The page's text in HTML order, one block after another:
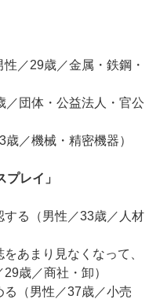
／29歳／金属・鉄鋼・
／団体・公益法人・官公
／機械・精密機器）
レイ」
する（男性／33歳／人材
あまり見なくなって、
歳／商社・卸）
る（男性／37歳／小売